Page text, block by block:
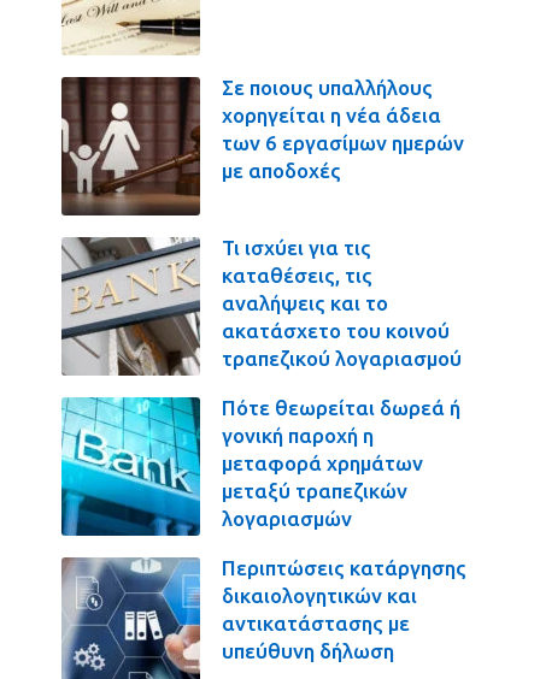
Σε ποιους υπαλλήλους
χορηγείται η νέα άδεια
των 6 εργασίμων ημερών
με αποδοχές
Τι ισχύει για τις
καταθέσεις, τις
αναλήψεις και το
ακατάσχετο του κοινού
τραπεζικού λογαριασμού
Πότε θεωρείται δωρεά ή
γονική παροχή η
μεταφορά χρημάτων
μεταξύ τραπεζικών
λογαριασμών
Περιπτώσεις κατάργησης
δικαιολογητικών και
αντικατάστασης με
υπεύθυνη δήλωση